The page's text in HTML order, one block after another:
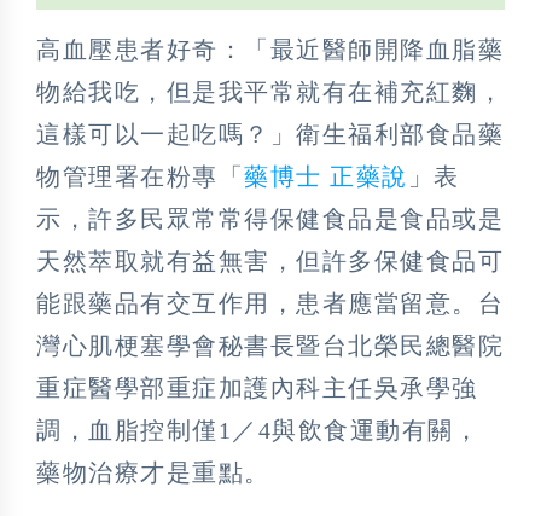
高血壓患者好奇：「最近醫師開降血脂藥
物給我吃，但是我平常就有在補充紅麴，
這樣可以一起吃嗎？」衛生福利部食品藥
物管理署在粉專「藥博士 正藥說 」表
示，許多民眾常常得保健食品是食品或是
天然萃取就有益無害，但許多保健食品可
能跟藥品有交互作用，患者應當留意。台
灣心肌梗塞學會秘書長暨台北榮民總醫院
重症醫學部重症加護內科主任吳承學強
調，血脂控制僅1／4與飲食運動有關，
藥物治療才是重點。